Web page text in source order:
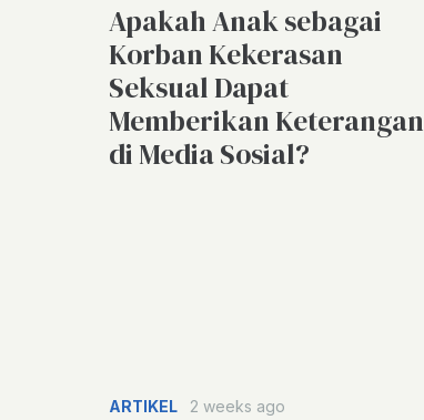
Apakah Anak sebagai
Korban Kekerasan
Seksual Dapat
Memberikan Keterangan
di Media Sosial?
ARTIKEL 2 weeks ago